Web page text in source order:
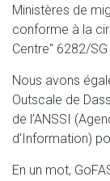
Ministères de
conforme à la
Centre" 6282/
Nous avons
Outscale de
de l’ANSSI
d'Information)
En un mot,